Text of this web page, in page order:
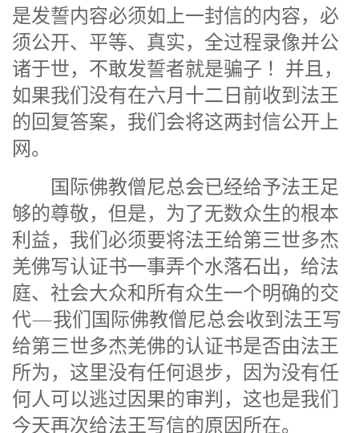
是发誓内容必须如上一封信的内容，必
须公开、平等、真实，全过程录像并公
诸于世，不敢发誓者就是骗子 ！并且，
如果我们没有在六月十二日前收到法王
的回复答案，我们会将这两封信公开上
网。
国际佛教僧尼总会已经给予法王足
够的尊敬，但是，为了无数众生的根本
利益，我们必须要将法王给第三世多杰
羌佛写认证书一事弄个水落石出，给法
庭、社会大众和所有众生一个明确的交
代—我们国际佛教僧尼总会收到法王写
给第三世多杰羌佛的认证书是否由法王
所为，这里没有任何退步，因为没有任
何人可以逃过因果的审判，这也是我们
今天再次给法王写信的原因所在。